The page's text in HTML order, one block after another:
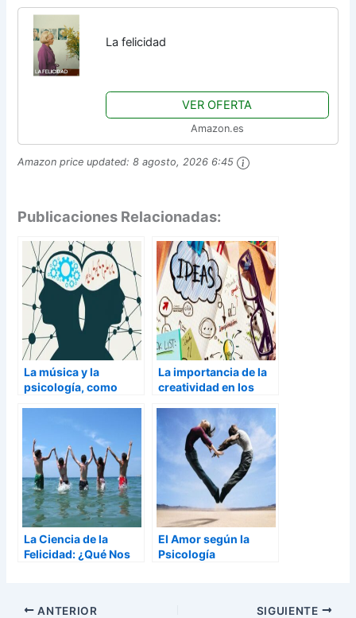
La felicidad
VER OFERTA
Amazon.es
Amazon price updated:8 agosto, 2026 6:45
Publicaciones Relacionadas:
La música y la
psicología, como
La importancia de la
creatividad en los
psicología
La Ciencia de la
Felicidad: ¿Qué Nos
El Amor según la
Psicología
ANTERIOR SIGUIENTE